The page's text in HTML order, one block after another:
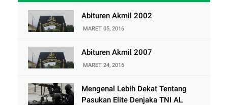
Abituren Akmil 2002
MARET 05, 2016
Abituren Akmil 2007
MARET 24, 2016
Mengenal Lebih Dekat Tentang
Pasukan Elite Denjaka TNI AL